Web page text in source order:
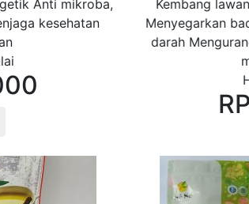
Anti mikroba,
kesehatan
Kembang
Menyegarkan
darah
RP